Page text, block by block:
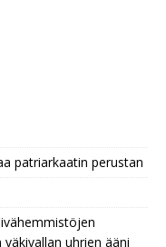
patriarkaatin perustan
väkivallan uhrien ääni